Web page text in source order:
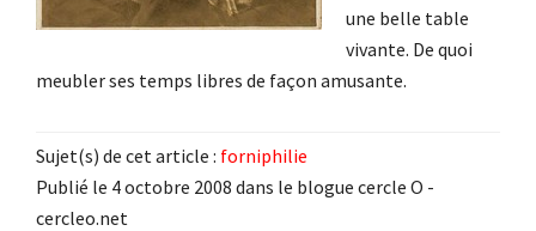
une belle table
vivante. De quoi
meubler ses temps libres de façon amusante.
Sujet(s) de cet article : forniphilie
Publié le 4 octobre 2008 dans le blogue cercle O -
cercleo.net